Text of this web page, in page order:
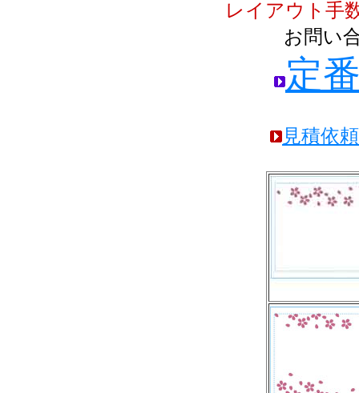
レイアウト手
お問い
定
見積依